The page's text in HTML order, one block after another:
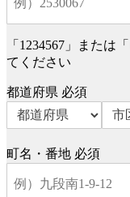
「1234567」または
てください
都道府県 必須
町名・番地 必須